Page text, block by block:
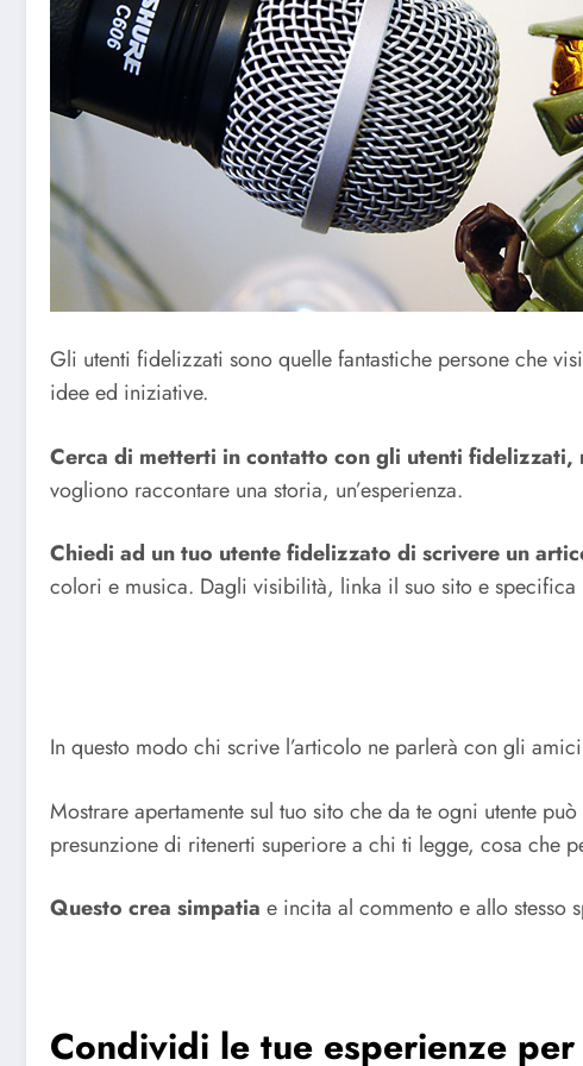
Gli utenti fidelizzati sono quelle fantastiche persone che
idee ed iniziative.
Cerca di metterti in contatto con gli utenti fidelizzati,
vogliono raccontare una storia, un’esperienza.
Chiedi ad un tuo utente fidelizzato di scrivere un
colori e musica. Dagli visibilità, linka il suo sito e specifica
In questo modo chi scrive l’articolo ne parlerà con gli
Mostrare apertamente sul tuo sito che da te ogni utente
presunzione di ritenerti superiore a chi ti legge, cosa che
Questo crea simpatia e incita al commento e allo
Condividi le tue esperienze